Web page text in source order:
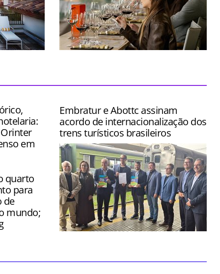
em
Embratur e Abottc assinam
acordo de internacionalização dos
trens turísticos brasileiros
Express, em Curitiba
quarto
para
de
mundo;